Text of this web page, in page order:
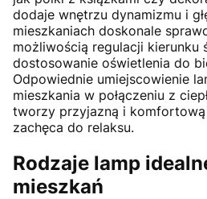
dodaje wnętrzu dynamizmu i
mieszkaniach doskonale
możliwością regulacji kierunku
dostosowanie oświetlenia do
Odpowiednie umiejscowienie
mieszkania w połączeniu z
tworzy przyjazną i
zachęca do relaksu.
Rodzaje lamp
mieszkań